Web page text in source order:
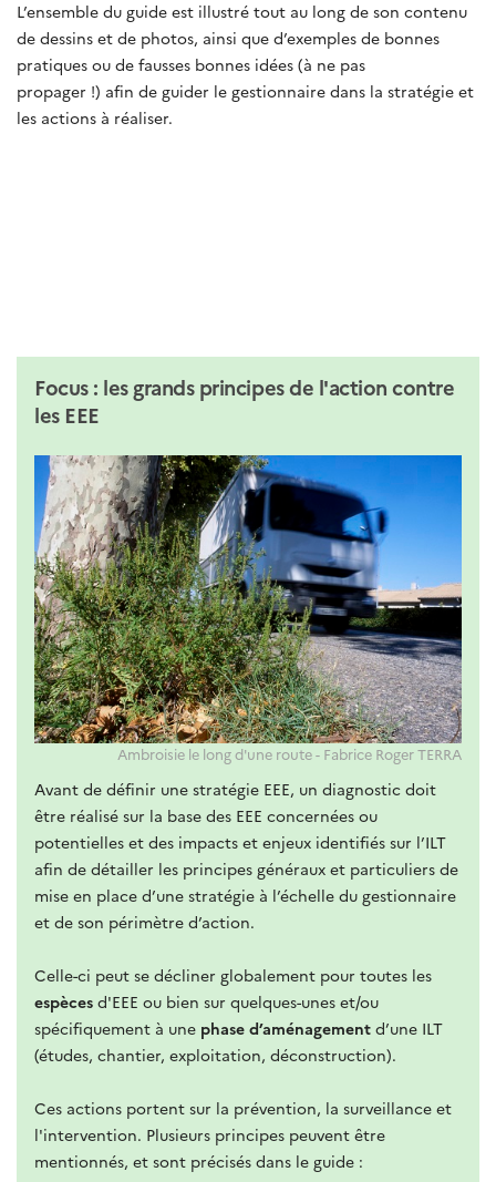
L’ensemble du guide est illustré tout au long de son contenu
de dessins et de photos, ainsi que d’exemples de bonnes
pratiques ou de fausses bonnes idées (à ne pas
propager !) afin de guider le gestionnaire dans la stratégie et
les actions à réaliser.
Focus : les grands principes de l'action contre
les EEE
Ambroisie le long d'une route - Fabrice Roger TERRA
Avant de définir une stratégie EEE, un diagnostic doit
être réalisé sur la base des EEE concernées ou
potentielles et des impacts et enjeux identifiés sur l’ILT
afin de détailler les principes généraux et particuliers de
mise en place d’une stratégie à l’échelle du gestionnaire
et de son périmètre d’action.
Celle-ci peut se décliner globalement pour toutes les
espèces d'EEE ou bien sur quelques-unes et/ou
spécifiquement à une phase d’aménagement d’une ILT
(études, chantier, exploitation, déconstruction).
Ces actions portent sur la prévention, la surveillance et
l'intervention. Plusieurs principes peuvent être
mentionnés, et sont précisés dans le guide :